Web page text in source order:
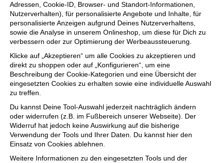
Adressen, Cookie-ID, Browser- und Standort-Informationen,
Nutzerverhalten), für personalisierte Angebote und Inhalte, für
personalisierte Anzeigen aufgrund Deines Nutzerverhaltens,
sowie die Analyse in unserem Onlineshop, um diese für Dich zu
verbessern oder zur Optimierung der Werbeaussteuerung.
Klicke auf „Akzeptieren“ um alle Cookies zu akzeptieren und
direkt zu shoppen oder auf „Konfigurieren“, um eine
Beschreibung der Cookie-Kategorien und eine Übersicht der
eingesetzten Cookies zu erhalten sowie eine individuelle Auswahl
zu treffen.
Du kannst Deine Tool-Auswahl jederzeit nachträglich ändern
oder widerrufen (z.B. im Fußbereich unserer Webseite). Der
Widerruf hat jedoch keine Auswirkung auf die bisherige
Verwendung der Tools und Ihrer Daten. Du kannst hier den
Einsatz von Cookies ablehnen.
Weitere Informationen zu den eingesetzten Tools und der